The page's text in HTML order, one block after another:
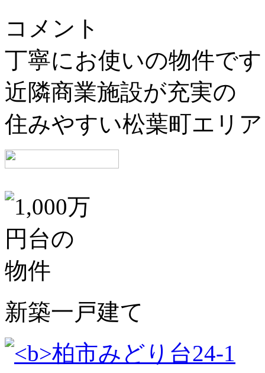
コメント
丁寧にお使いの物件で
近隣商業施設が充実の
住みやすい松葉町エリ
新築一戸建て